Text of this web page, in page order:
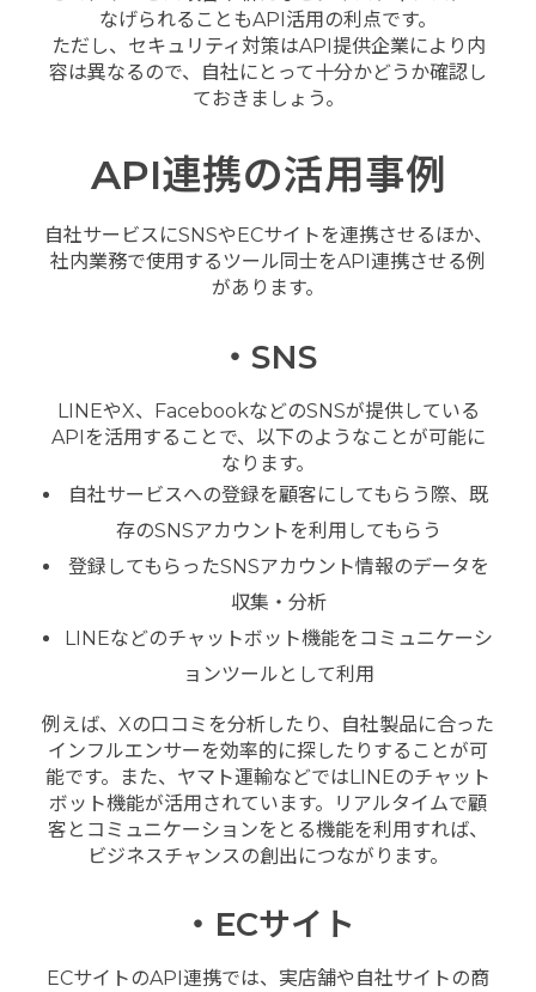
なげられることもAPI活用の利点です。
ただし、セキュリティ対策はAPI提供企業により内
容は異なるので、自社にとって十分かどうか確認し
ておきましょう。
API連携の活用事例
自社サービスにSNSやECサイトを連携させるほか、
社内業務で使用するツール同士をAPI連携させる例
があります。
・SNS
LINEやX、FacebookなどのSNSが提供している
APIを活用することで、以下のようなことが可能に
なります。
自社サービスへの登録を顧客にしてもらう際、既
存のSNSアカウントを利用してもらう
登録してもらったSNSアカウント情報のデータを
収集・分析
LINEなどのチャットボット機能をコミュニケーシ
ョンツールとして利用
例えば、Xの口コミを分析したり、自社製品に合った
インフルエンサーを効率的に探したりすることが可
能です。また、ヤマト運輸などではLINEのチャット
ボット機能が活用されています。リアルタイムで顧
客とコミュニケーションをとる機能を利用すれば、
ビジネスチャンスの創出につながります。
・ECサイト
ECサイトのAPI連携では、実店舗や自社サイトの商